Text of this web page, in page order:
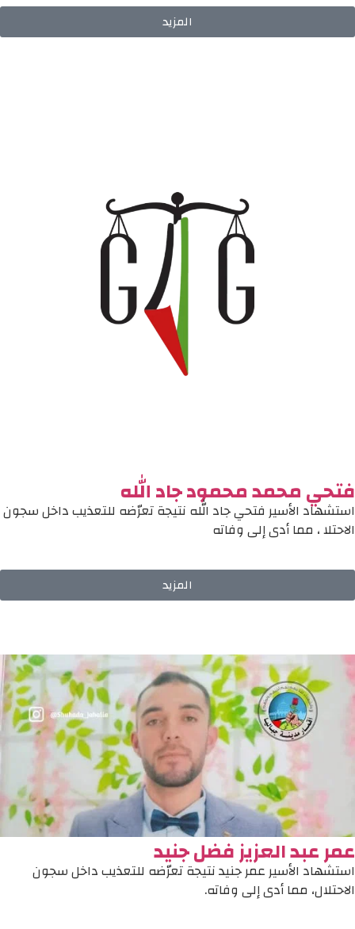
المزيد
فتحي محمد محمود جاد الله
استشهاد الأسير فتحي جاد الله نتيجة تعرّضه للتعذيب داخل سجون
الاحتلا ، مما أدى إلى وفاته
المزيد
عمر عبد العزيز فضل جنيد
استشهاد الأسير عمر جنيد نتيجة تعرّضه للتعذيب داخل سجون
الاحتلال، مما أدى إلى وفاته.